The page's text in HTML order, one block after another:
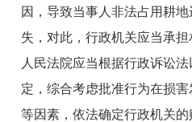
因，导致当事人非法占用耕
失，对此，行政机关应当承
人民法院应当根据行政诉讼
定，综合考虑批准行为在损
等因素，依法确定行政机关的